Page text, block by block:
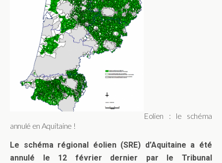
Eolien : le schéma
annulé en Aquitaine !
Le schéma régional éolien (SRE) d’Aquitaine a été
annulé le 12 février dernier par le Tribunal